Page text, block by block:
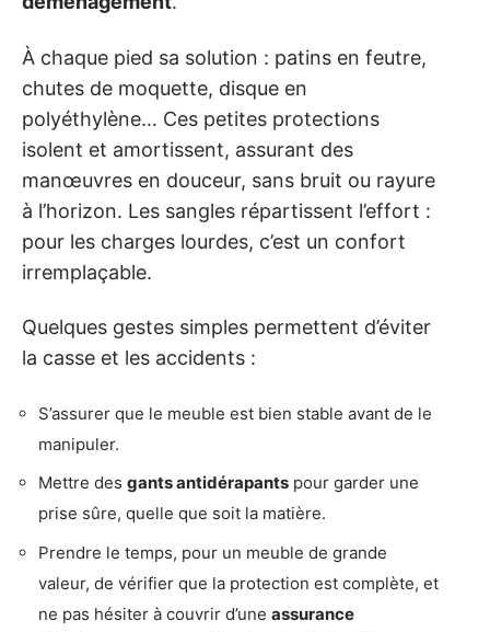
À chaque pied sa solution : patins en feutre,
chutes de moquette, disque en
polyéthylène… Ces petites protections
isolent et amortissent, assurant des
manœuvres en douceur, sans bruit ou rayure
à l’horizon. Les sangles répartissent l’effort :
pour les charges lourdes, c’est un confort
irremplaçable.
Quelques gestes simples permettent d’éviter
la casse et les accidents :
S’assurer que le meuble est bien stable avant de le
manipuler.
Mettre des gants antidérapants pour garder une
prise sûre, quelle que soit la matière.
Prendre le temps, pour un meuble de grande
valeur, de vérifier que la protection est complète, et
ne pas hésiter à couvrir d’une assurance